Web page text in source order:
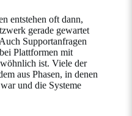
entstehen oft dann,
gerade gewartet
Supportanfragen
Plattformen mit
ist. Viele der
aus Phasen, in denen
und die Systeme